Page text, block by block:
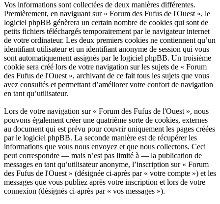
Vos informations sont collectées de deux manières différentes.
Premièrement, en naviguant sur « Forum des Fufus de l'Ouest », le
logiciel phpBB génèrera un certain nombre de cookies qui sont de
petits fichiers téléchargés temporairement par le navigateur internet
de votre ordinateur. Les deux premiers cookies ne contiennent qu’un
identifiant utilisateur et un identifiant anonyme de session qui vous
sont automatiquement assignés par le logiciel phpBB. Un troisième
cookie sera créé lors de votre navigation sur les sujets de « Forum
des Fufus de l'Ouest », archivant de ce fait tous les sujets que vous
avez consultés et permettant d’améliorer votre confort de navigation
en tant qu’utilisateur.
Lors de votre navigation sur « Forum des Fufus de l'Ouest », nous
pouvons également créer une quatrième sorte de cookies, externes
au document qui est prévu pour couvrir uniquement les pages créées
par le logiciel phpBB. La seconde manière est de récupérer les
informations que vous nous envoyez et que nous collectons. Ceci
peut correspondre — mais n’est pas limité à — la publication de
messages en tant qu’utilisateur anonyme, l’inscription sur « Forum
des Fufus de l'Ouest » (désignée ci-après par « votre compte ») et les
messages que vous publiez après votre inscription et lors de votre
connexion (désignés ci-après par « vos messages »).